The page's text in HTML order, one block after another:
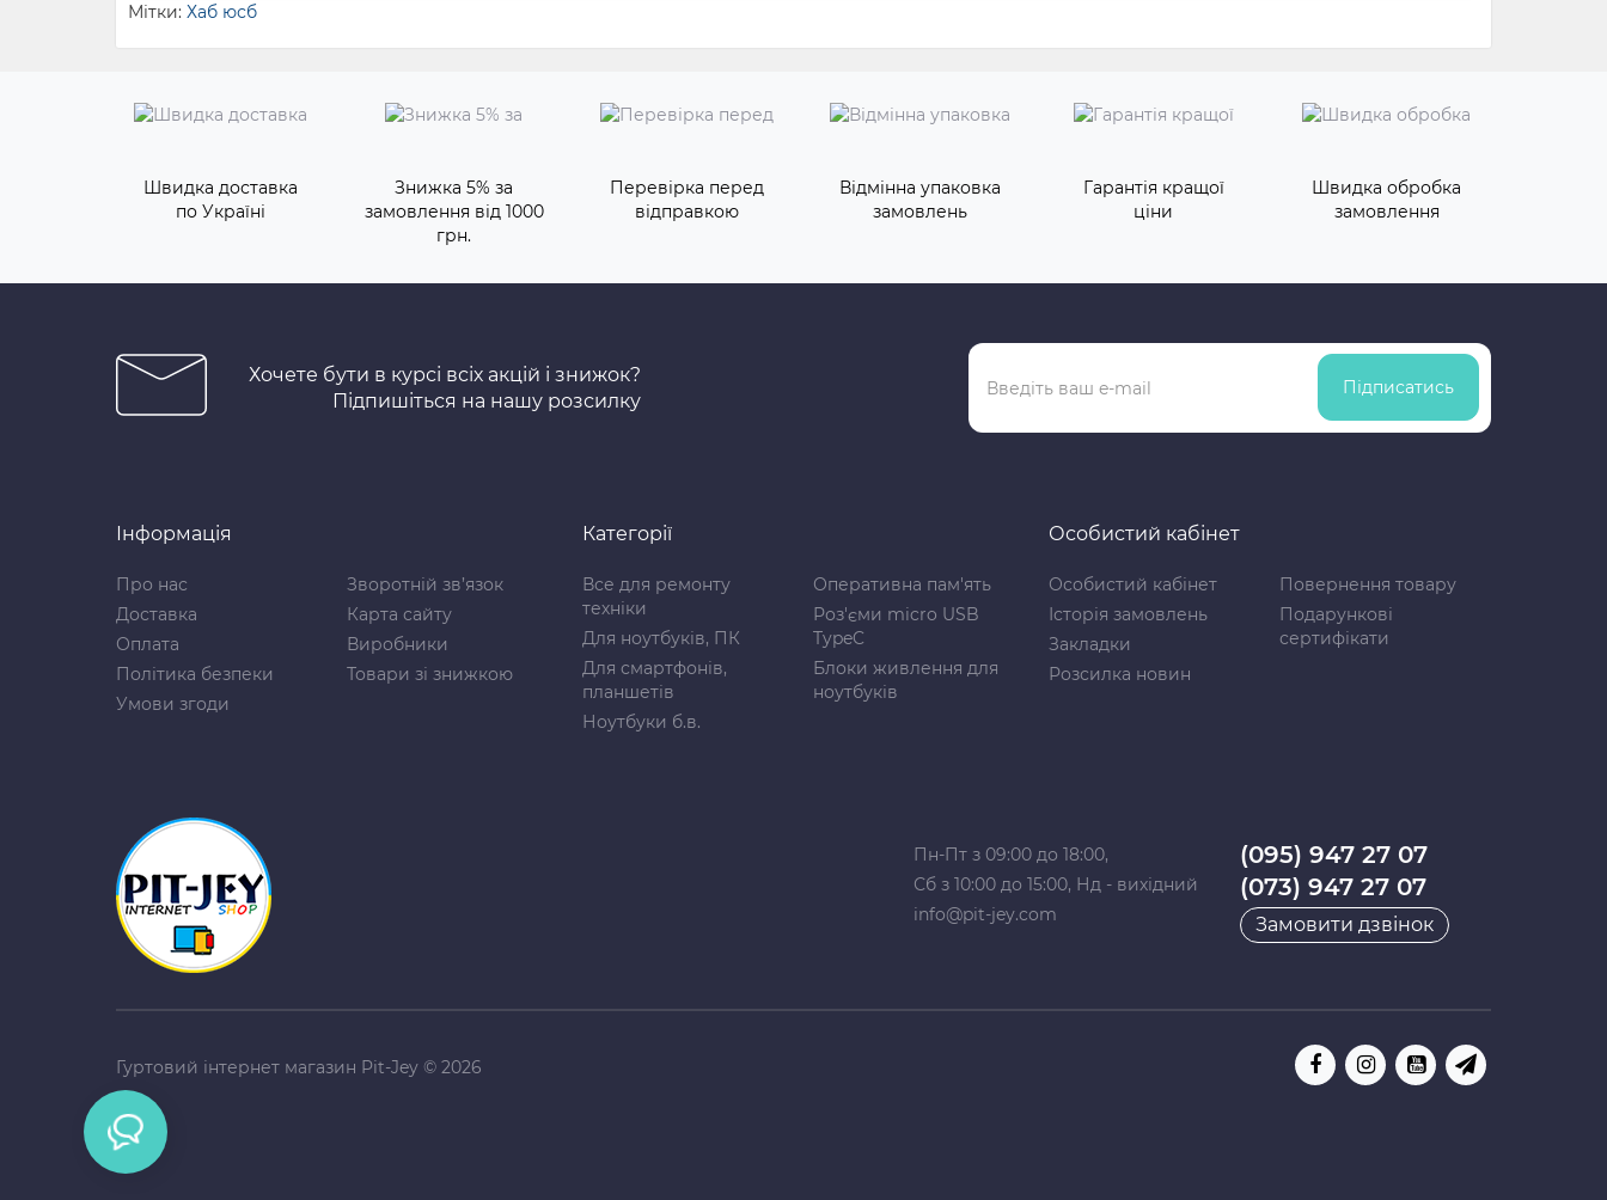
Мітки: Хаб юсб
Швидка доставка
по Україні
Знижка 5% за
замовлення від 1000
грн.
Перевірка перед
відправкою
Відмінна упаковка
замовлень
Гарантія кращої
ціни
Швидка обробка
замовлення
Хочете бути в курсі всіх акцій і знижок?
Підпишіться на нашу розсилку
Підписатись
Інформація
Про нас
Доставка
Оплата
Політика безпеки
Умови згоди
Зворотній зв’язок
Карта сайту
Виробники
Товари зі знижкою
Категорії
Все для ремонту
техніки
Для ноутбуків, ПК
Для смартфонів,
планшетів
Ноутбуки б.в.
Оперативна пам'ять
Роз'єми micro USB
TypeC
Блоки живлення для
ноутбуків
Особистий кабінет
Особистий кабінет
Історія замовлень
Закладки
Розсилка новин
Повернення товару
Подарункові
сертифікати
Пн-Пт з 09:00 до 18:00,
Сб з 10:00 до 15:00, Нд - вихідний
info@pit-jey.com
(095) 947 27 07
(073) 947 27 07
Замовити дзвінок
Гуртовий інтернет магазин Pit-Jey © 2026